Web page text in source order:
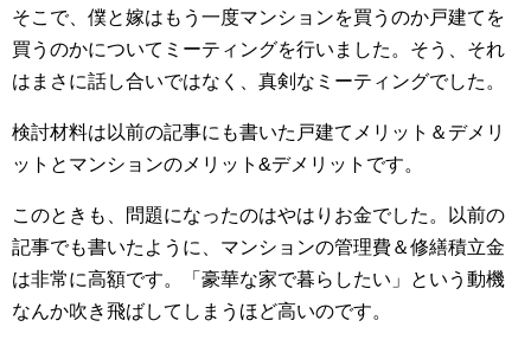
そこで、僕と嫁はもう一度マンションを買うのか戸建てを
買うのかについてミーティングを行いました。そう、それ
はまさに話し合いではなく、真剣なミーティングでした。
検討材料は以前の記事にも書いた戸建てメリット＆デメリ
ットとマンションのメリット&デメリットです。
このときも、問題になったのはやはりお金でした。以前の
記事でも書いたように、マンションの管理費＆修繕積立金
は非常に高額です。「豪華な家で暮らしたい」という動機
なんか吹き飛ばしてしまうほど高いのです。